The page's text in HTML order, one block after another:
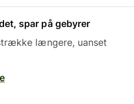
spar på gebyrer
længere, uanset